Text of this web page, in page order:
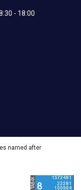
- 18:00
named after